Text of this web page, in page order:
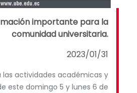
importante para la
comunidad universitaria.
2023/01/31
las actividades académicas y
este domingo 5 y lunes 6 de